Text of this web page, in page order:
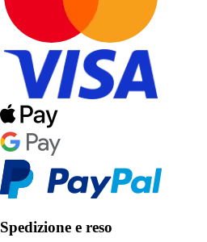
Spedizione e reso